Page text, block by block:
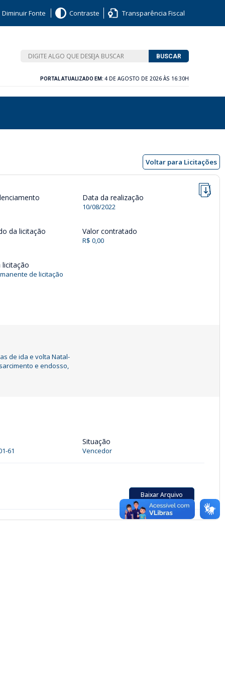
Diminuir Fonte Contraste Transparência Fiscal
BUSCAR
PORTAL ATUALIZADO EM: 4 DE AGOSTO DE 2026 ÀS 16:30H
Voltar para Licitações
Data da realização
10/08/2022
da licitação Valor contratado
R$ 0,00
licitação
de licitação
de ida e volta Natal-
e endosso,
61
Situação
Vencedor
Baixar Arquivo